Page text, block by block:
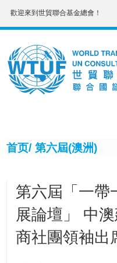
歡迎來到世貿聯合基金總會！
首页/ 第六屆(澳洲)
第六屆「一帶
展論壇」 中
商社團領袖出